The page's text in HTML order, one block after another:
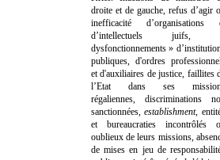
droite et de gauche, refus d’agir
inefficacité d’organisations
d’intellectuels juifs,
dysfonctionnements »
publiques, d'ordres
et d'auxiliaires de justice, faillites
l’Etat dans ses
régaliennes, discriminations
sanctionnées,establishment,
et bureaucraties incontrôlés
oublieux de leurs missions,
de mises en jeu de